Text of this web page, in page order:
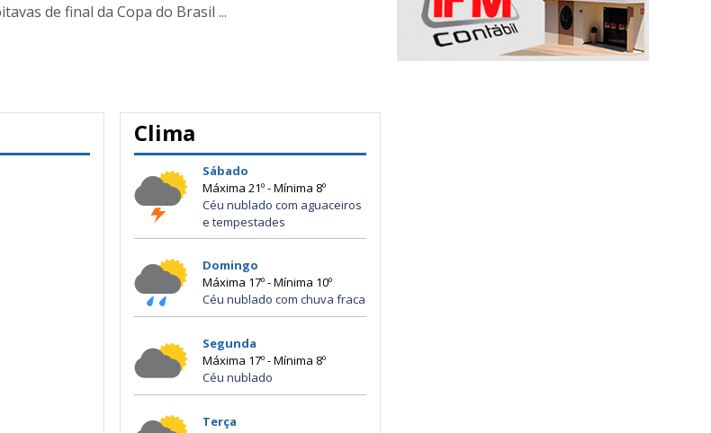
de final da Copa do Brasil ...
Clima
Sábado
Máxima 21º - Mínima 8º
Céu nublado com aguaceiros
e tempestades
Domingo
Máxima 17º - Mínima 10º
Céu nublado com chuva fraca
Segunda
Máxima 17º - Mínima 8º
Céu nublado
Terça